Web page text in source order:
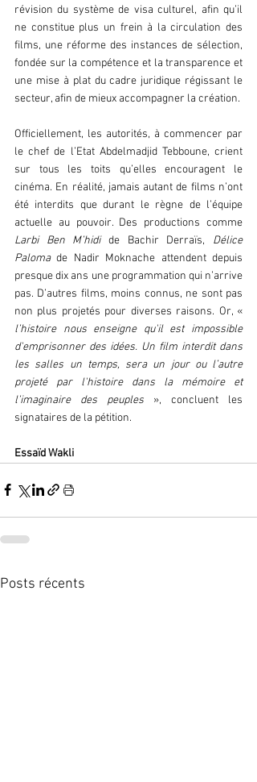
révision du système de visa culturel, afin qu’il
ne constitue plus un frein à la circulation des
films, une réforme des instances de sélection,
fondée sur la compétence et la transparence et
une mise à plat du cadre juridique régissant le
secteur, afin de mieux accompagner la création.
Officiellement, les autorités, à commencer par
le chef de l’Etat Abdelmadjid Tebboune, crient
sur tous les toits qu’elles encouragent le
cinéma. En réalité, jamais autant de films n’ont
été interdits que durant le règne de l’équipe
Larbi Ben M’hidi de Bachir Derraïs, Délice
Paloma de Nadir Moknache attendent depuis
presque dix ans une programmation qui n’arrive
pas. D’autres films, moins connus, ne sont pas
l’histoire nous enseigne qu'il est impossible
d'emprisonner des idées. Un film interdit dans
les salles un temps, sera un jour ou l’autre
projeté par l'histoire dans la mémoire et
l’imaginaire des peuples », concluent les
signataires de la pétition.
Essaïd Wakli
Posts récents